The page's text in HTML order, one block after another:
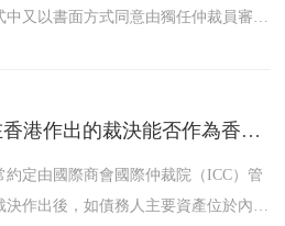
又以書面方式同意由獨任仲裁員審
廣悅專業研究丨ICC 在香港作出的裁決能否作為香港裁決在內地執行——從德國 SE 公司案看裁決籍屬與程式抗辯邊界
定由國際商會國際仲裁院（ICC）管
作出後，如債務人主要資產位於內